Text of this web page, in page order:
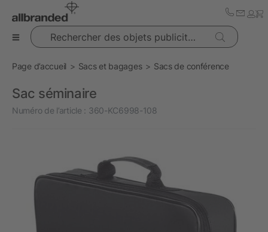
Rechercher des objets publicitaires
Page d’accueil Sacs et bagages Sacs de conférence
Sac séminaire
Numéro de l’article : 360-KC6998-108